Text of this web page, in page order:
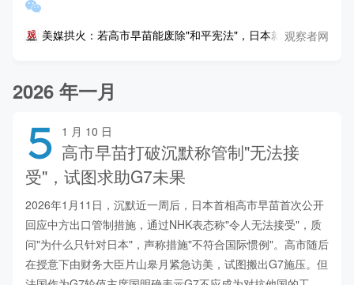
美媒拱火：若高市早苗能废除"和平宪法"，日本就能在对抗中国
观察者网
2026 年一月
5 1 月 10 日
高市早苗打破沉默称管制"无法接
受"，试图求助G7未果
2026年1月11日，沉默近一周后，日本首相高市早苗首次公开
回应中方出口管制措施，通过NHK表态称"令人无法接受"，质
问"为什么只针对日本"，声称措施"不符合国际惯例"。高市随后
在授意下由财务大臣片山皋月紧急访美，试图搬出G7施压。但